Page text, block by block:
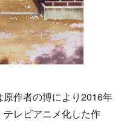
作者の博により2016年
レビアニメ化した作